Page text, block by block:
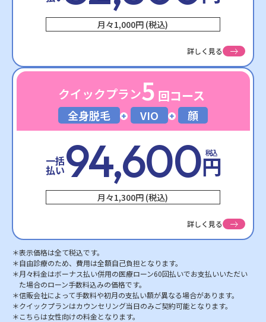
月々1,000円 (税込)
詳しく見る
クイックプラン5 回コース
全身脱毛 VIO 顔
一括
払い94,600円
税込
月々1,300円 (税込)
詳しく見る
表示価格は全て税込です。
自由診療のため、費用は全額自己負担となります。
月々料金はボーナス払い併用の医療ローン60回払いでお支払いいただい
た場合のローン手数料込みの価格です。
信販会社によって手数料や初月の支払い額が異なる場合があります。
クイックプランはカウンセリング当日のみご契約可能となります。
こちらは女性向けの料金となります。